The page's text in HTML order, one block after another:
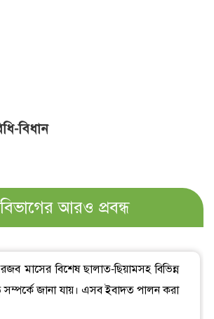
বিধান
আরও প্রবন্ধ
মাসের বিশেষ ছালাত-ছিয়ামসহ বিভিন্ন
জানা যায়। এসব ইবাদত পালন করা